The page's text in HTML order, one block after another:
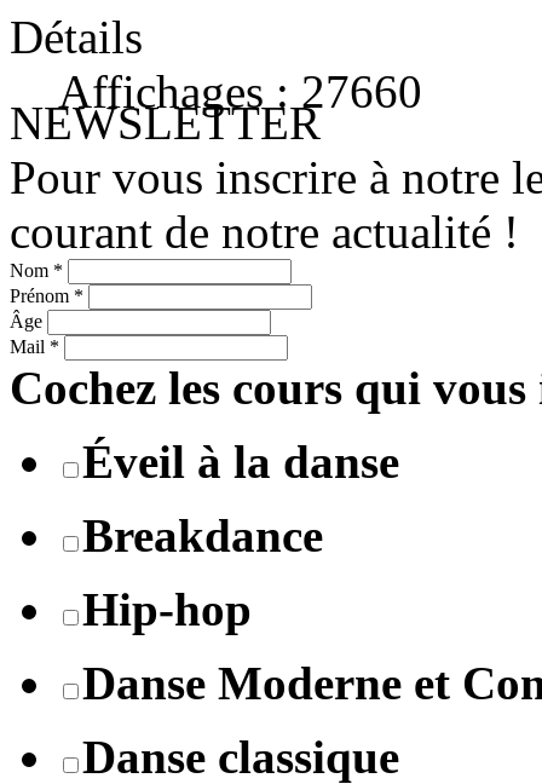
Détails
Affichages : 27660
NEWSLETTER
Pour vous inscrire à notre
courant de notre actualité !
Nom *
Prénom *
Âge
Mail *
Cochez les cours qui vous
Éveil à la danse
Breakdance
Hip-hop
Danse Moderne et
Danse classique